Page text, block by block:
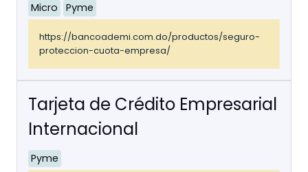
Micro Pyme
https://bancoademi.com.do/productos/seguro-
proteccion-cuota-empresa/
Tarjeta de Crédito Empresarial
Internacional
Pyme